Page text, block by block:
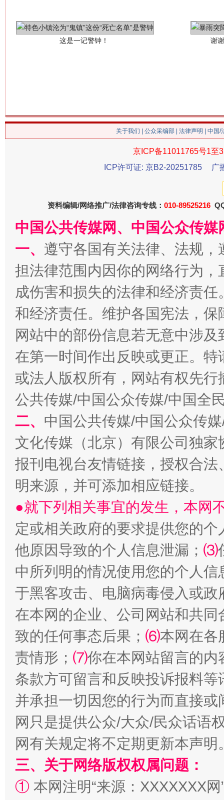
今
习近平的博鳌关键词
魏明亮
“刷贴”乱象丛生
生
揭批美国五大"原罪" "炒
解纷+调解+退费，一次搞定
站台名比不上好声名
关于我们 公众采编部 法律声明 | 中国
京ICP备11011765号1至
ICP许可证: 京B2-20251785
广
资料编辑/网络推广/法律咨询专线： 010-89525216
中国公共传媒网、中国公众传
一、 遵守各国有关法律、法规
担法律范围内因你的网络行为
成伤害和损失的法律和经济责
和经济责任。维护各国宪法，
网站中的部份信息若无意中涉
在第一时间作出反映或更正。
或法人版权所有，网站有权先
公共传媒/中国公众传媒/中国全
二、 中国公共传媒/中国公众传
文化传媒（北京）有限公司独
报刊电视台友情链接，授权合
明来源，并可添加相应链接。
●就下列相关事宜的发生，本网
定或相关政府的要求提供您的个
他原因导致的个人信息泄漏； ⑶
中所列明的情况使用您的个人
于黑客攻击、电脑病毒侵入或
在本网的企业、公司网站和共
致的任何事态后果； ⑹本网在各
责情形； ⑺你在本网站留言的内
条款方可留言和反映投诉报料
并承担一切因您的行为而直接
网只是提供公众/大众/民众话语
网有关规定将不定期更新本声明
三、关于网络版权权属问题：
① 本网注明“来源：XXXXXXX